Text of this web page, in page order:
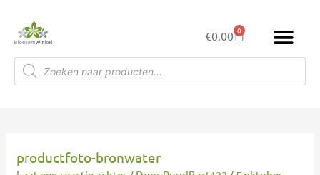
inhoud
€0.00 0
Winkelwagen
Producten
zoeken
productfoto-bronwater